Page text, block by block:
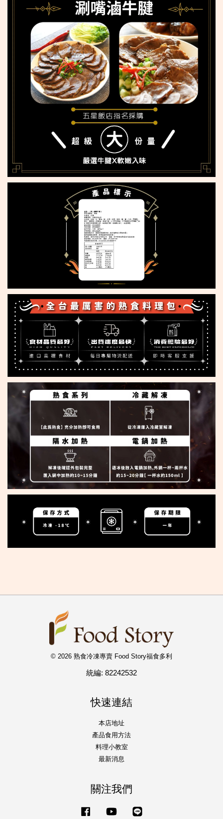
© 2026 熟食冷凍專賣 Food Story福食多利
統編: 82242532
快速連結
本店地址
產品食用方法
料理小教室
最新消息
關注我們
Facebook YouTube